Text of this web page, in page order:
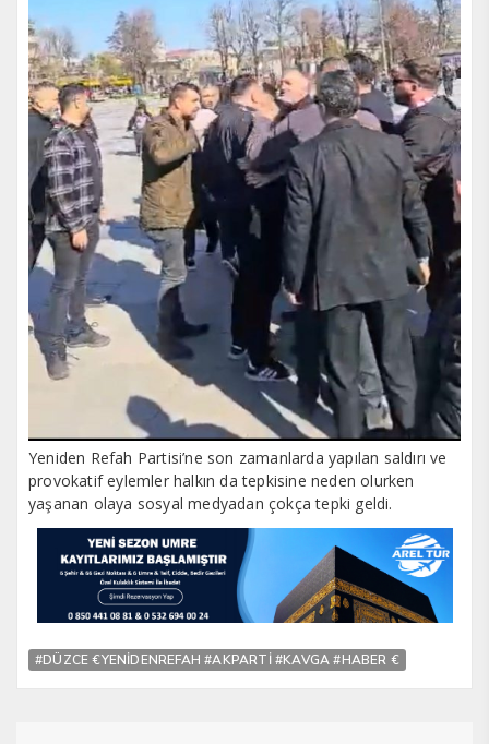
Yeniden Refah Partisi’ne son zamanlarda yapılan saldırı ve
provokatif eylemler halkın da tepkisine neden olurken
yaşanan olaya sosyal medyadan çokça tepki geldi.
#DÜZCE €YENİDENREFAH #AKPARTİ #KAVGA #HABER €